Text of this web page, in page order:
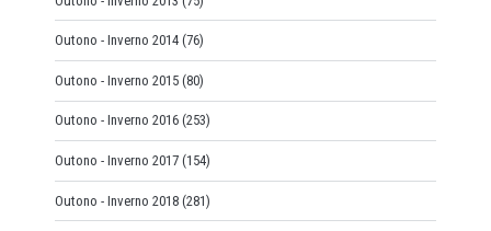
Outono - Inverno 2014 (76)
Outono - Inverno 2015 (80)
Outono - Inverno 2016 (253)
Outono - Inverno 2017 (154)
Outono - Inverno 2018 (281)